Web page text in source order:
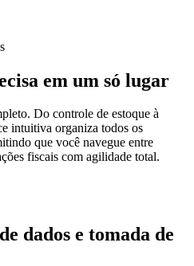
em um só lugar
Do controle de estoque à
intuitiva organiza todos os
que você navegue entre
fiscais com agilidade total.
dados e tomada de